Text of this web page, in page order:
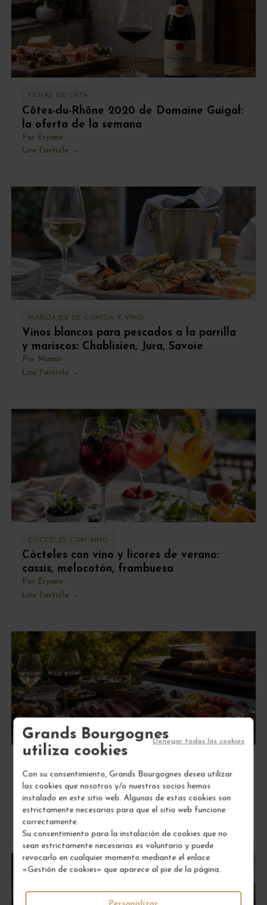
Grands Bourgognes
utiliza cookies
Con su consentimiento, Grands Bourgognes desea utilizar
las cookies que nosotros y/o nuestros socios hemos
instalado en este sitio web. Algunas de estas cookies son
estrictamente necesarias para que el sitio web funcione
correctamente.
Su consentimiento para la instalación de cookies que no
sean estrictamente necesarias es voluntario y puede
revocarlo en cualquier momento mediante el enlace
«Gestión de cookies» que aparece al pie de la página.
Denegar todas las cookies
FICHAS DE CATA
Côtes-du-Rhône 2020 de Domaine Guigal:
la oferta de la semana
Por
Eryane
Lire l'article
MARIDAJES DE COMIDA Y VINO
Vinos blancos para pescados a la parrilla
y mariscos: Chablisien, Jura, Savoie
Por
Manon
Lire l'article
CÓCTELES CON VINO
Cócteles con vino y licores de verano:
cassis, melocotón, frambuesa
Por
Eryane
Lire l'article
¿Qué vinos servir para una barbacoa de
verano?